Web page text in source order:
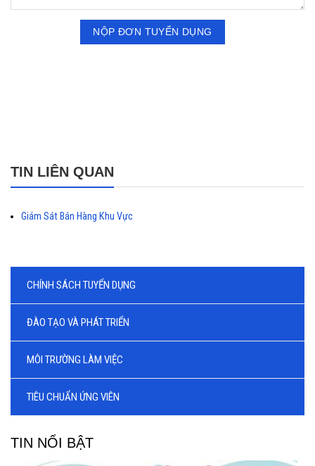
TIN LIÊN QUAN
Giám Sát Bán Hàng Khu Vực
CHÍNH SÁCH TUYỂN DỤNG
ĐÀO TẠO VÀ PHÁT TRIỂN
MÔI TRƯỜNG LÀM VIỆC
TIÊU CHUẨN ỨNG VIÊN
TIN NỔI BẬT